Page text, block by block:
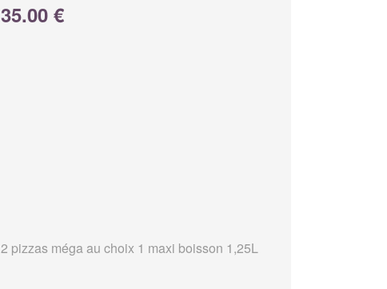
35.00 €
2 pizzas méga au choix 1 maxi boisson 1,25L